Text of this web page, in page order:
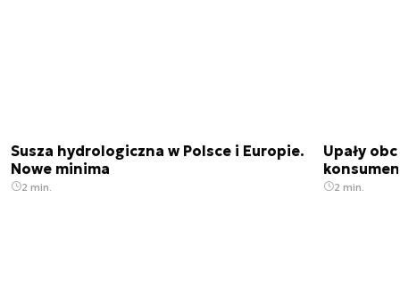
Susza hydrologiczna w Polsce i Europie.
Nowe minima
2 min.
Upały
2 min.